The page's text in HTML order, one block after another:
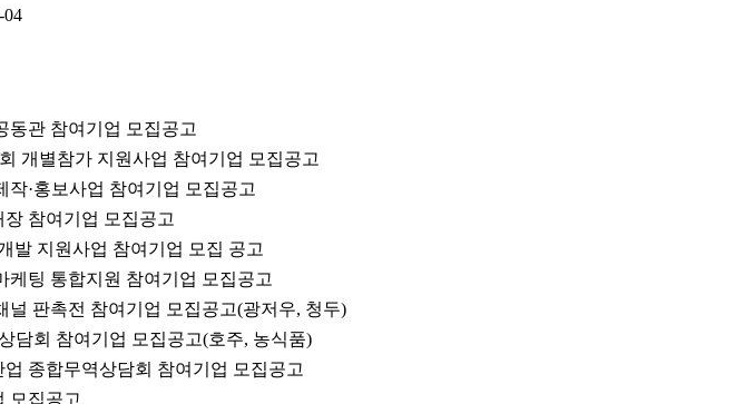
04
동관 참여기업 모집공고
개별참가 지원사업 참여기업 모집공고
작·홍보사업 참여기업 모집공고
참여기업 모집공고
발 지원사업 참여기업 모집 공고
케팅 통합지원 참여기업 모집공고
널 판촉전 참여기업 모집공고(광저우, 청두)
담회 참여기업 모집공고(호주, 농식품)
종합무역상담회 참여기업 모집공고
모집공고